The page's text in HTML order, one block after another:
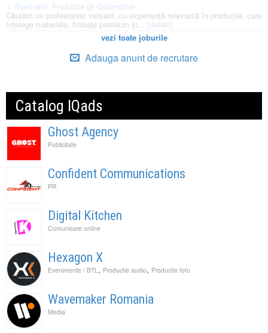
Specialist Productie @ Godmother
Căutăm un profesionist versatil, cu experiență relevantă în producție, care
înțelege materiale, finisaje premium și... [detalii]
vezi toate joburile
Adauga anunt de recrutare
Catalog IQads
Ghost Agency
Publicitate
Confident Communications
PR
Digital Kitchen
Comunicare online
Hexagon X
Evenimente / BTL, Productie audio, Productie foto
Wavemaker Romania
Media